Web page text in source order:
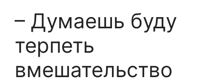
– Думаешь буду
терпеть
вмешательство